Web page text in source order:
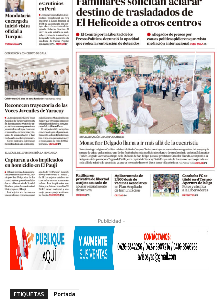
- Publicidad -
ETIQUETAS Portada